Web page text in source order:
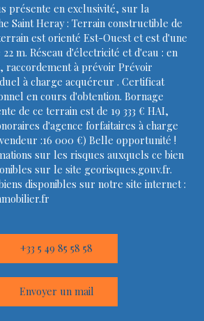
présente en exclusivité, sur la
Saint Heray : Terrain constructible de
est orienté Est-Ouest et est d'une
m. Réseau d'électricité et d'eau : en
à prévoir Prévoir
à charge acquéreur . Certificat
en cours d'obtention. Bornage
de ce terrain est de 19 333 € HAI,
d'agence forfaitaires à charge
:16 000 €) Belle opportunité !
sur les risques auxquels ce bien
sur le site georisques.gouv.fr.
disponibles sur notre site internet :
+33 5 49 85 58 58
Envoyer un mail